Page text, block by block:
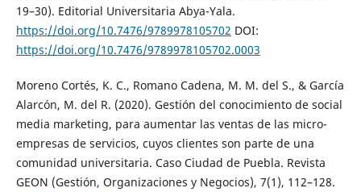
19–30). Editorial Universitaria Abya-Yala.
https://doi.org/10.7476/9789978105702 DOI:
https://doi.org/10.7476/9789978105702.0003
Moreno Cortés, K. C., Romano Cadena, M. M. del S., & García
Alarcón, M. del R. (2020). Gestión del conocimiento de social
media marketing, para aumentar las ventas de las micro-
empresas de servicios, cuyos clientes son parte de una
comunidad universitaria. Caso Ciudad de Puebla. Revista
GEON (Gestión, Organizaciones y Negocios), 7(1), 112–128.